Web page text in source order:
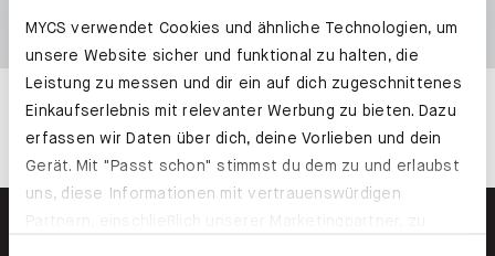
MYCS verwendet Cookies und ähnliche Technologien, um
unsere Website sicher und funktional zu halten, die
Leistung zu messen und dir ein auf dich zugeschnittenes
Einkaufserlebnis mit relevanter Werbung zu bieten. Dazu
erfassen wir Daten über dich, deine Vorlieben und dein
Gerät. Mit "Passt schon" stimmst du dem zu und erlaubst
uns, diese Informationen mit vertrauenswürdigen